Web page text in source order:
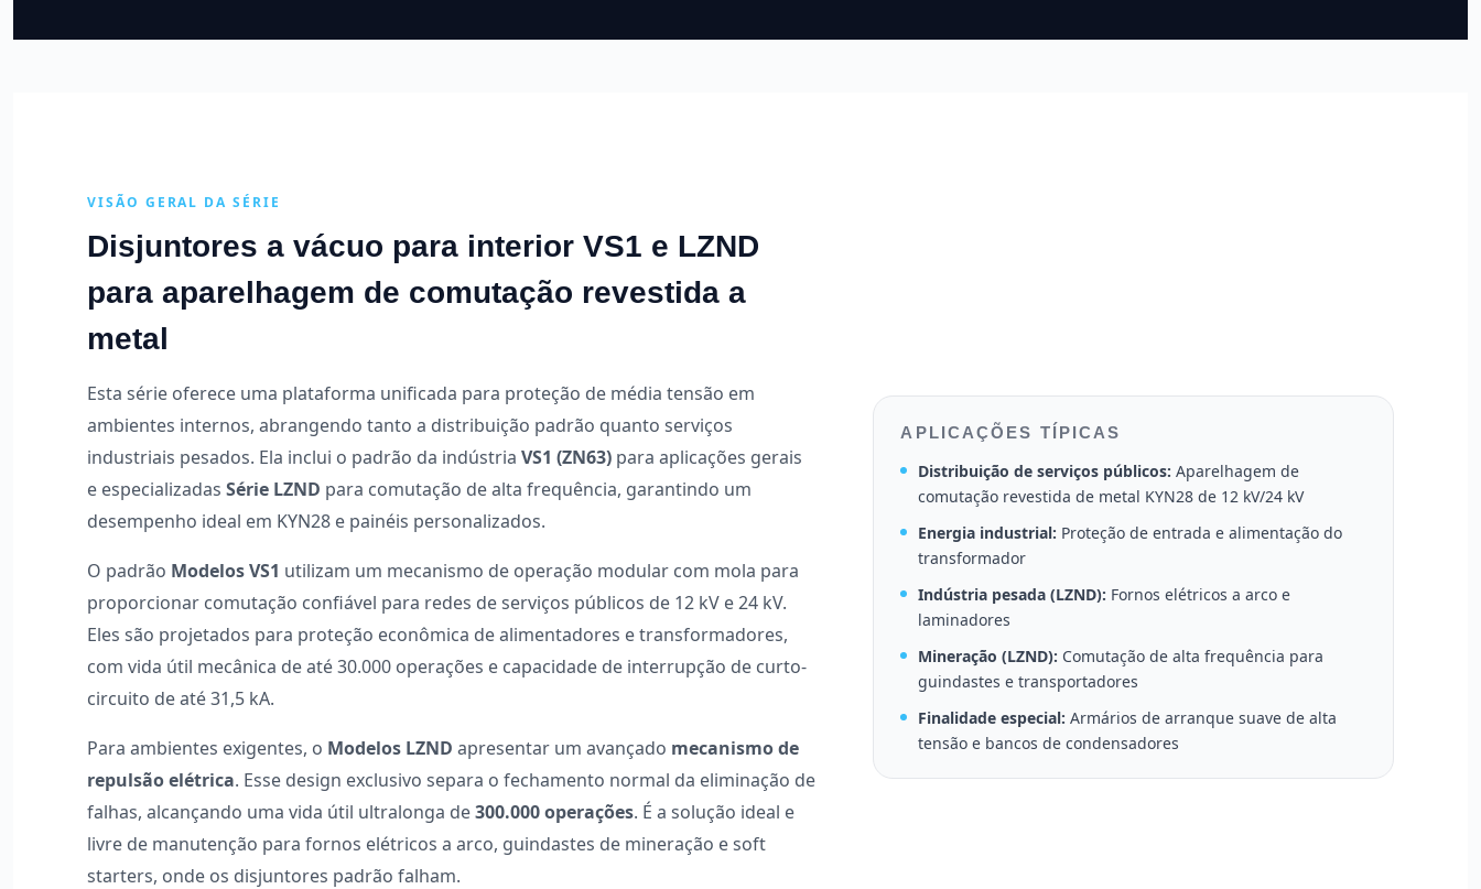
VISÃO GERAL DA SÉRIE
Disjuntores a vácuo para interior VS1 e LZND
para aparelhagem de comutação revestida a
metal
Esta série oferece uma plataforma unificada para proteção de média tensão em
ambientes internos, abrangendo tanto a distribuição padrão quanto serviços
industriais pesados. Ela inclui o padrão da indústriaVS1 (ZN63) para aplicações gerais
e especializadasSérie LZND para comutação de alta frequência, garantindo um
desempenho ideal em KYN28 e painéis personalizados.
O padrão Modelos VS1 utilizam um mecanismo de operação modular com mola para
proporcionar comutação confiável para redes de serviços públicos de 12 kV e 24 kV.
Eles são projetados para proteção econômica de alimentadores e transformadores,
com vida útil mecânica de até 30.000 operações e capacidade de interrupção de curto-
circuito de até 31,5 kA.
Para ambientes exigentes, o Modelos LZND apresentar um avançado mecanismo de
repulsão elétrica. Esse design exclusivo separa o fechamento normal da eliminação de
falhas, alcançando uma vida útil ultralonga de300.000 operações. É a solução ideal e
livre de manutenção para fornos elétricos a arco, guindastes de mineração e soft
starters, onde os disjuntores padrão falham.
APLICAÇÕES TÍPICAS
Distribuição de serviços públicos: Aparelhagem de
comutação revestida de metal KYN28 de 12 kV/24 kV
Energia industrial: Proteção de entrada e alimentação do
transformador
Indústria pesada (LZND): Fornos elétricos a arco e
laminadores
Mineração (LZND): Comutação de alta frequência para
guindastes e transportadores
Finalidade especial: Armários de arranque suave de alta
tensão e bancos de condensadores